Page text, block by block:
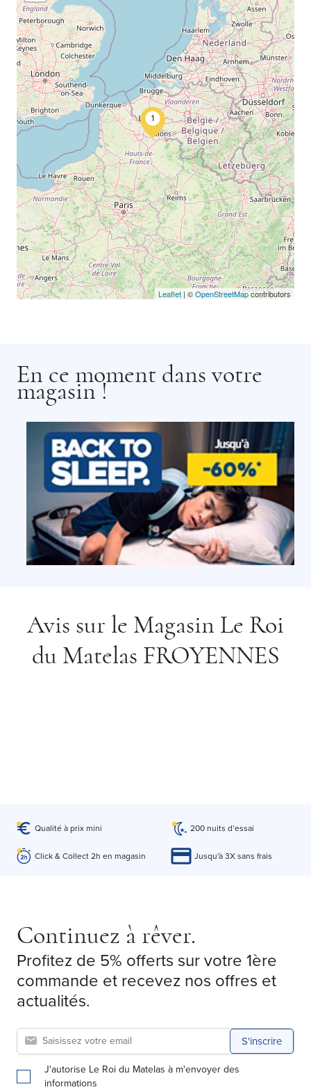
1
Leaflet | ©OpenStreetMapcontributors
En ce moment dans votre
magasin !
Avis sur le Magasin Le Roi
du Matelas FROYENNES
Qualité à prix mini 200 nuits d’essai
Click & Collect 2h en magasin Jusqu'à 3X sans frais
Continuez à rêver.
Profitez de 5% offerts sur votre 1ère
commande et recevez nos offres et
actualités.
S'inscrire
J'autorise Le Roi du Matelas à m'envoyer des
informations